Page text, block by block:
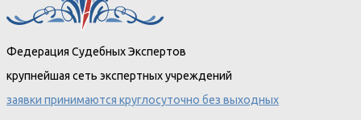
Федерация Судебных Экспертов
крупнейшая сеть экспертных учреждений
заявки принимаются круглосуточно без выходных